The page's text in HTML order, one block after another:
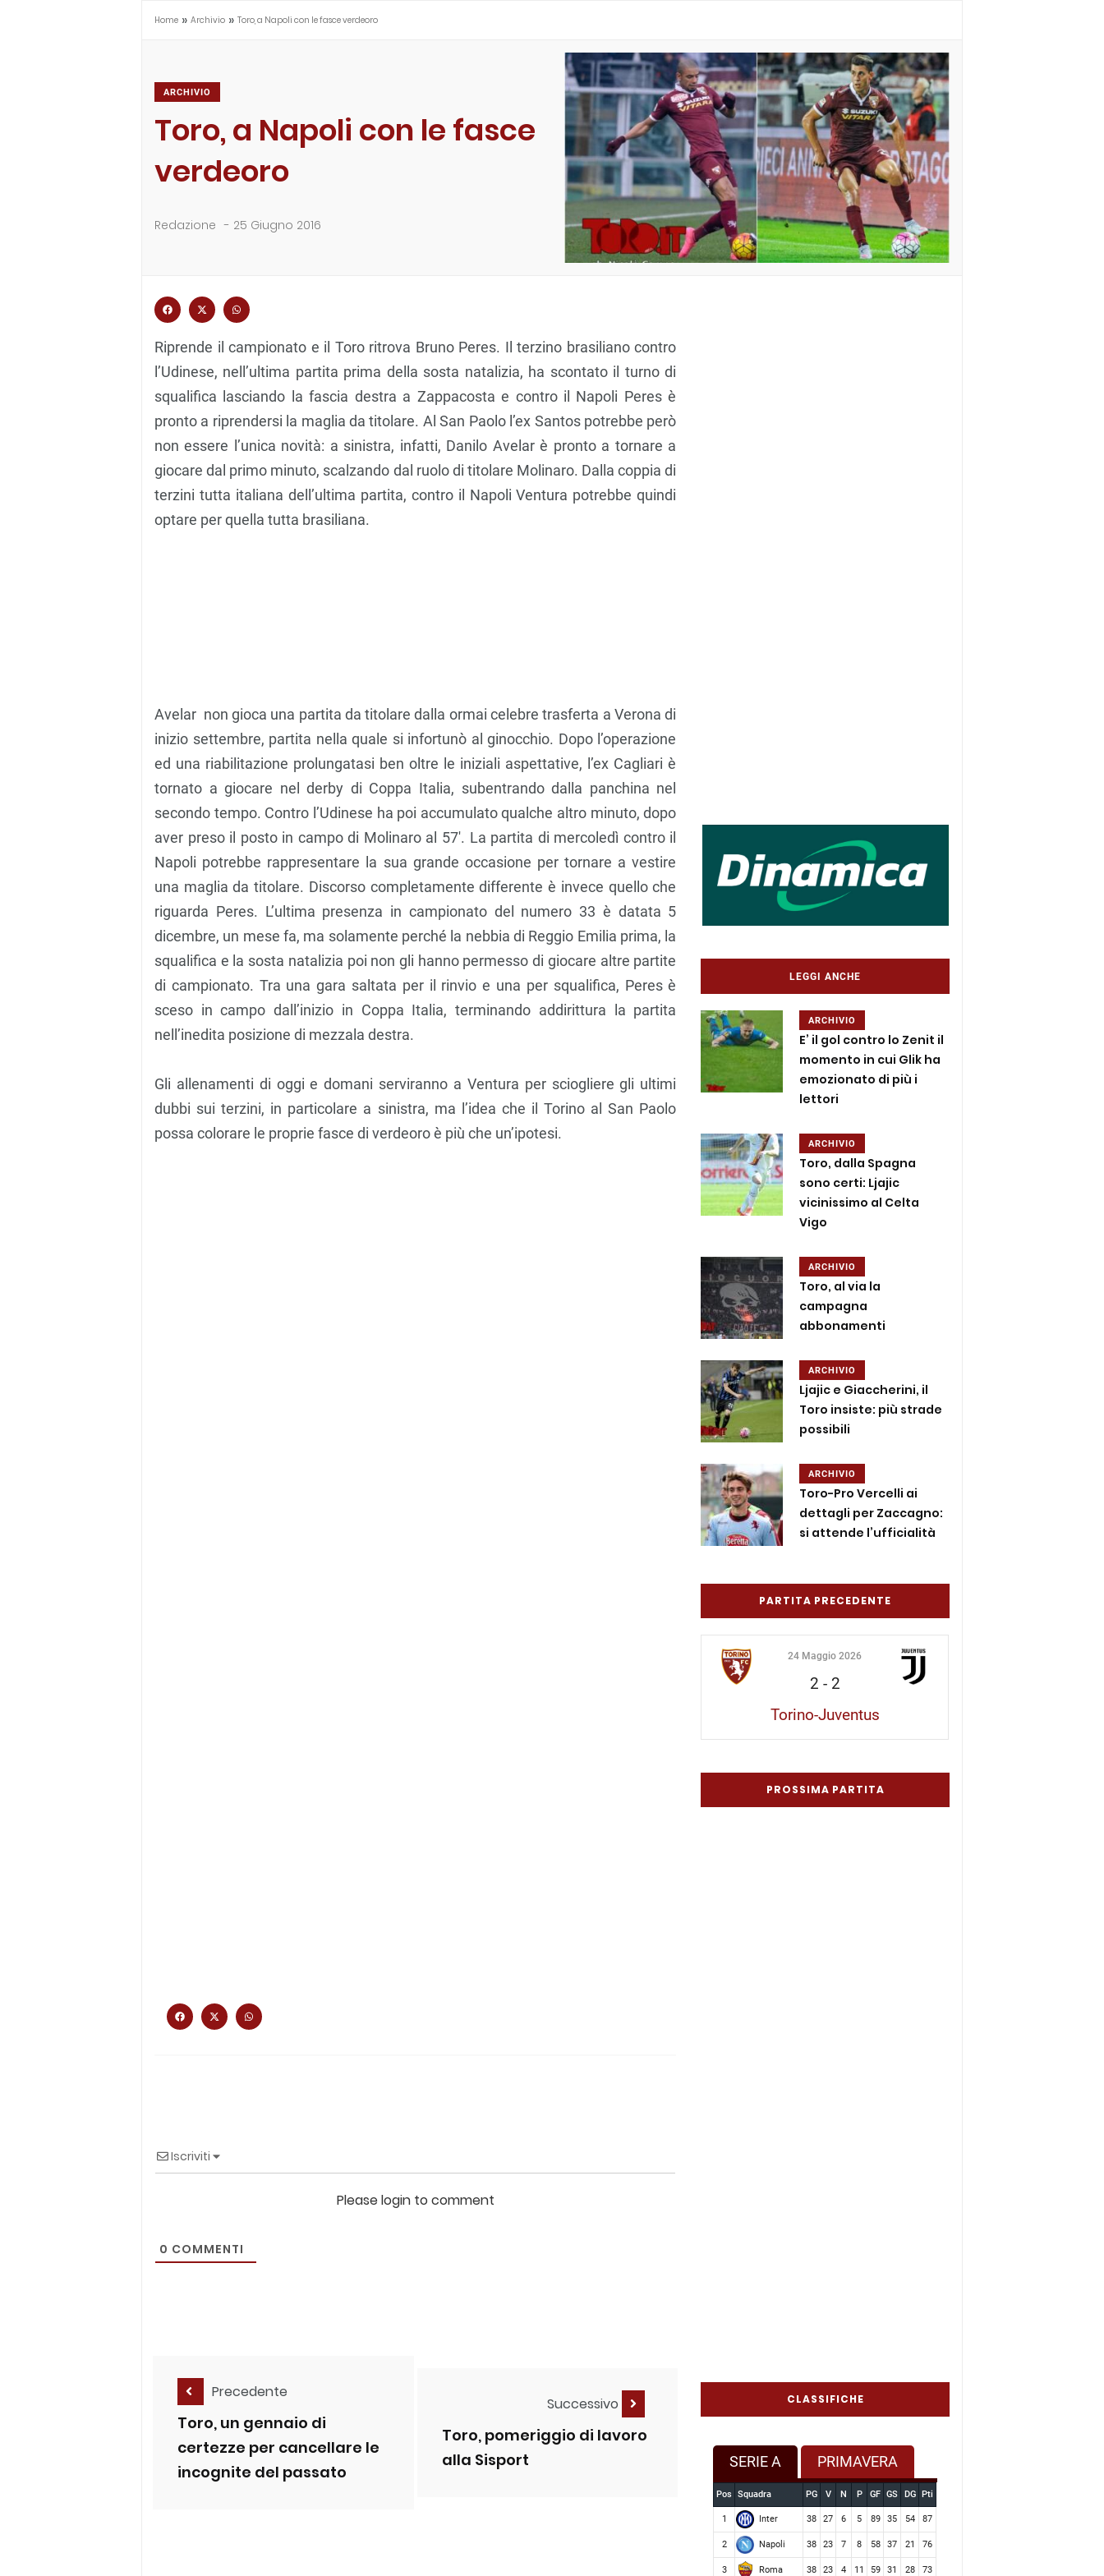
Home » Archivio » Toro, a Napoli con le fasce verdeoro
ARCHIVIO
Toro, a Napoli con le fasce
verdeoro
Redazione - 25 Giugno 2016
Riprende il campionato e il Toro ritrova Bruno Peres. Il terzino brasiliano contro
l’Udinese, nell’ultima partita prima della sosta natalizia, ha scontato il turno di
squalifica lasciando la fascia destra a Zappacosta e contro il Napoli Peres è
pronto a riprendersi la maglia da titolare. Al San Paolo l’ex Santos potrebbe però
non essere l’unica novità: a sinistra, infatti, Danilo Avelar è pronto a tornare a
giocare dal primo minuto, scalzando dal ruolo di titolare Molinaro. Dalla coppia di
terzini tutta italiana dell’ultima partita, contro il Napoli Ventura potrebbe quindi
optare per quella tutta brasiliana.
Avelar non gioca una partita da titolare dalla ormai celebre trasferta a Verona di
inizio settembre, partita nella quale si infortunò al ginocchio. Dopo l’operazione
ed una riabilitazione prolungatasi ben oltre le iniziali aspettative, l’ex Cagliari è
tornato a giocare nel derby di Coppa Italia, subentrando dalla panchina nel
secondo tempo. Contro l’Udinese ha poi accumulato qualche altro minuto, dopo
aver preso il posto in campo di Molinaro al 57′. La partita di mercoledì contro il
Napoli potrebbe rappresentare la sua grande occasione per tornare a vestire
una maglia da titolare. Discorso completamente differente è invece quello che
riguarda Peres. L’ultima presenza in campionato del numero 33 è datata 5
dicembre, un mese fa, ma solamente perché la nebbia di Reggio Emilia prima, la
squalifica e la sosta natalizia poi non gli hanno permesso di giocare altre partite
di campionato. Tra una gara saltata per il rinvio e una per squalifica, Peres è
sceso in campo dall’inizio in Coppa Italia, terminando addirittura la partita
nell’inedita posizione di mezzala destra.
Gli allenamenti di oggi e domani serviranno a Ventura per sciogliere gli ultimi
dubbi sui terzini, in particolare a sinistra, ma l’idea che il Torino al San Paolo
possa colorare le proprie fasce di verdeoro è più che un’ipotesi.
Iscriviti
Please login to comment
0 COMMENTI
Precedente
Toro, un gennaio di
certezze per cancellare le
incognite del passato
Successivo
Toro, pomeriggio di lavoro
alla Sisport
LEGGI ANCHE
ARCHIVIO
E’ il gol contro lo Zenit il
momento in cui Glik ha
emozionato di più i
lettori
ARCHIVIO
Toro, dalla Spagna
sono certi: Ljajic
vicinissimo al Celta
Vigo
ARCHIVIO
Toro, al via la
campagna
abbonamenti
ARCHIVIO
Ljajic e Giaccherini, il
Toro insiste: più strade
possibili
ARCHIVIO
Toro-Pro Vercelli ai
dettagli per Zaccagno:
si attende l’ufficialità
PARTITA PRECEDENTE
24 Maggio 2026
2 - 2
Torino-Juventus
PROSSIMA PARTITA
CLASSIFICHE
SERIE A PRIMAVERA
Pos Squadra PG V N P GF GS DG Pti
1 Inter 38 27 6 5 89 35 54 87
2 Napoli 38 23 7 8 58 37 21 76
3 Roma 38 23 4 11 59 31 28 73